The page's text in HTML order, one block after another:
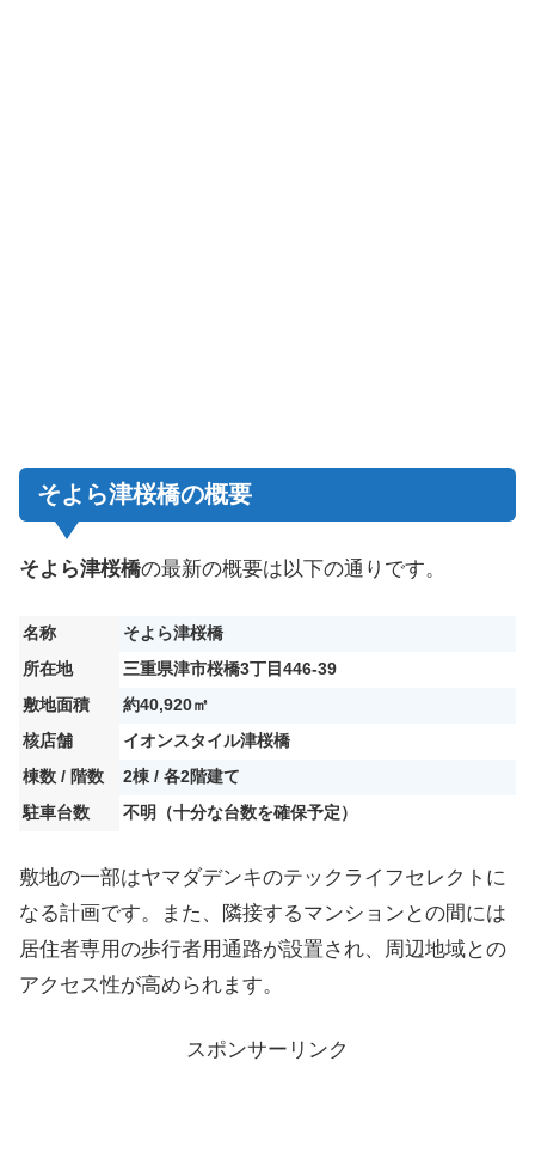
そよら津桜橋の概要
そよら津桜橋の最新の概要は以下の通りです。
名称
そよら津桜橋
所在地
三重県津市桜橋3丁目446-39
敷地面積
約40,920㎡
核店舗
イオンスタイル津桜橋
棟数 / 階数
2棟 / 各2階建て
駐車台数
不明（十分な台数を確保予定）
敷地の一部はヤマダデンキのテックライフセレクトに
なる計画です。また、隣接するマンションとの間には
居住者専用の歩行者用通路が設置され、周辺地域との
アクセス性が高められます。
スポンサーリンク